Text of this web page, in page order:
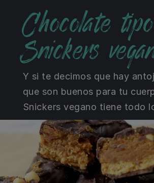
Chocolate tipo
Snickers
Y si te decimos que hay
que son buenos para tu
Snickers vegano tiene todo